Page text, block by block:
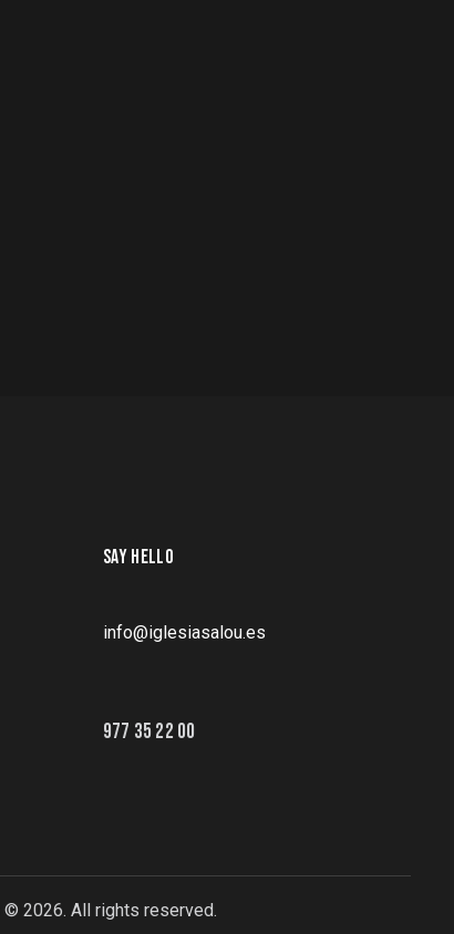
SAY HELLO
info@iglesiasalou.es
977 35 22 00
© 2026. All rights reserved.